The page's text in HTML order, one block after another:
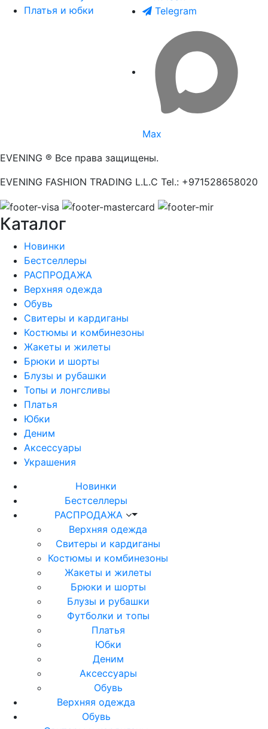
Платья и юбки
Telegram
Max
EVENING ® Все права защищены.
EVENING FASHION TRADING L.L.C Tel.: +971528658020
Каталог
Новинки
Бестселлеры
РАСПРОДАЖА
Верхняя одежда
Обувь
Свитеры и кардиганы
Костюмы и комбинезоны
Жакеты и жилеты
Брюки и шорты
Блузы и рубашки
Топы и лонгсливы
Платья
Юбки
Деним
Аксессуары
Украшения
Новинки
Бестселлеры
РАСПРОДАЖА
Верхняя одежда
Свитеры и кардиганы
Костюмы и комбинезоны
Жакеты и жилеты
Брюки и шорты
Блузы и рубашки
Футболки и топы
Платья
Юбки
Деним
Аксессуары
Обувь
Верхняя одежда
Обувь